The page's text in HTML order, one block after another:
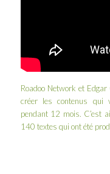
Roadoo Network et
créer les contenus qui
pendant 12 mois. C’est
140 textes qui ont été